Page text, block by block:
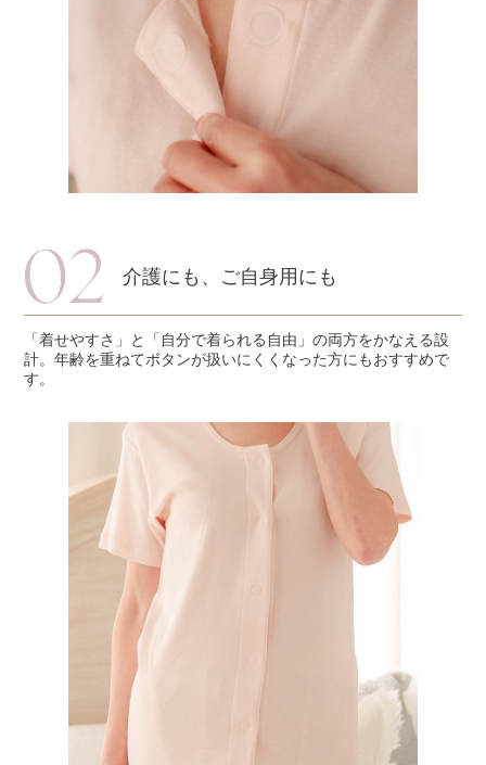
介護にも、ご自身用にも
「着せやすさ」と「自分で着られる自由」の両方をかなえる設
計。年齢を重ねてボタンが扱いにくくなった方にもおすすめで
す。